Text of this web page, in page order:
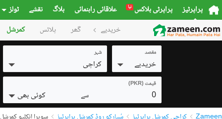
پراپرٹیز پراپرٹی بلاکس نیا علاقائی راہنمائی بلاگ نقشے ٹولز
خریدیے گھر پلاٹس کمرشل
مقصد
خریدیے
شہر
کراچی
قیمت (PKR)
0 سے کوئی بھی